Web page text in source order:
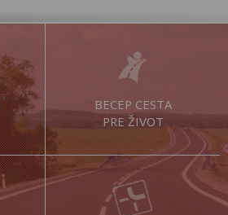
BECEP CESTA
PRE ŽIVOT